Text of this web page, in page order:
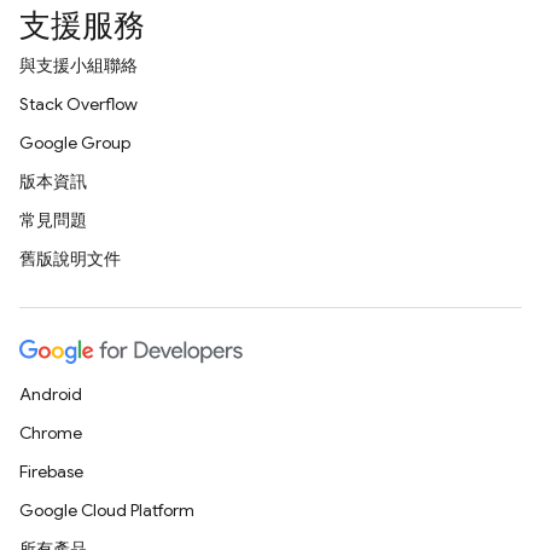
支援服務
與支援小組聯絡
Stack Overflow
Google Group
版本資訊
常見問題
舊版說明文件
Android
Chrome
Firebase
Google Cloud Platform